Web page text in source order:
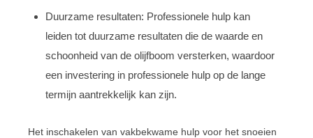
Duurzame resultaten: Professionele hulp kan
leiden tot duurzame resultaten die de waarde en
schoonheid van de olijfboom versterken, waardoor
een investering in professionele hulp op de lange
termijn aantrekkelijk kan zijn.
Het inschakelen van vakbekwame hulp voor het snoeien